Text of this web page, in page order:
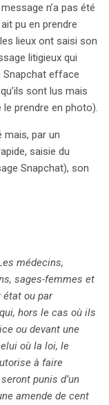
Selon
d’un secret
secret a
Le débat
si l’envoi du
si le frère n’en
soutenait
du
l’élément
a conclu
de l’avocat.
n’a pas été
pu en prendre
lieux ont saisi son
litigieux qui
Snapchat efface
sont lus mais
prendre en photo).
mais, par un
saisie du
Snapchat), son
médecins,
sages-femmes et
état ou par
hors le cas où ils
ou devant une
où la loi, le
à faire
punis d’un
amende de cent